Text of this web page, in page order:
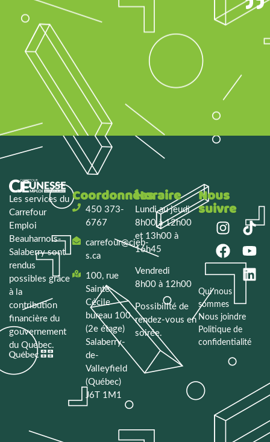
Les services du
Carrefour
Emploi
Beauharnois-
Salaberrysont
rendus
possibles grâce
à la
contribution
financière du
gouvernement
du Québec.
Coordonnées
450 373-
6767
carrefour@cjeb-
s.ca
100, rue
Sainte-
Cécile
bureau 100
(2e étage)
Salaberry-
de-
Valleyfield
(Québec)
J6T 1M1
Horaire
Lundi au jeudi
8h00 à 12h00
et 13h00 à
16h45
Vendredi
8h00 à 12h00
Possibilité de
rendez-vous en
soirée.
Nous
suivre
Qui nous
sommes
Nous joindre
Politique de
confidentialité